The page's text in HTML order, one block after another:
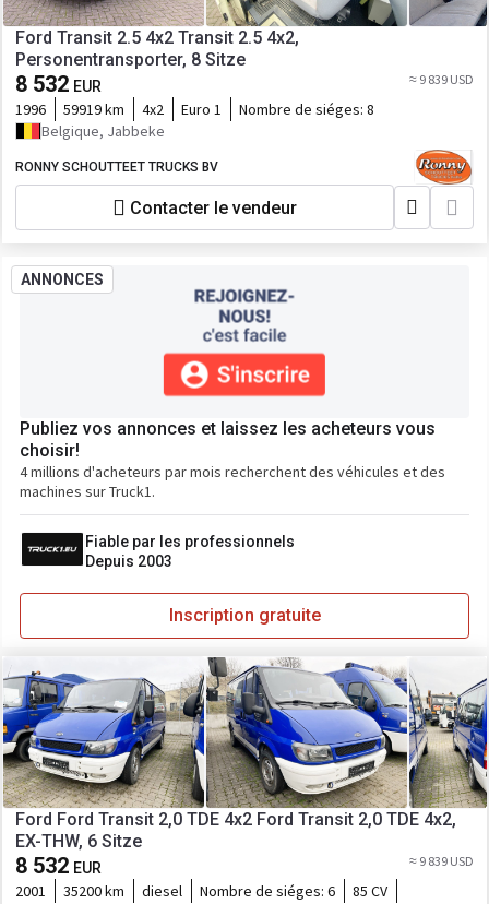
Ford Transit 2.5 4x2 Transit 2.5 4x2,
Personentransporter, 8 Sitze
8 532 EUR ≈ 9 839 USD
1996 59919 km 4x2 Euro 1 Nombre de siéges: 8
Belgique, Jabbeke
RONNY SCHOUTTEET TRUCKS BV
Contacter le vendeur
ANNONCES
Publiez vos annonces et laissez les acheteurs vous
choisir!
4 millions d'acheteurs par mois recherchent des véhicules et des
machines sur Truck1.
Fiable par les professionnels
Depuis 2003
Inscription gratuite
Ford Ford Transit 2,0 TDE 4x2 Ford Transit 2,0 TDE 4x2,
EX-THW, 6 Sitze
8 532 EUR ≈ 9 839 USD
2001 35200 km diesel Nombre de siéges: 6
85 CV